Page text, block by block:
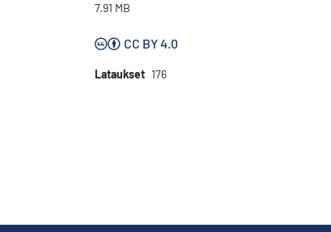
7.91 MB
CC BY 4.0
Lataukset 176